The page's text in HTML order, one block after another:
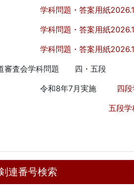
科問題・答案用紙2026.10
科問題・答案用紙2026.10
科問題・答案用紙2026.10
審査会学科問題 四・五段
和8年7月実施 四
五段
連番号検索